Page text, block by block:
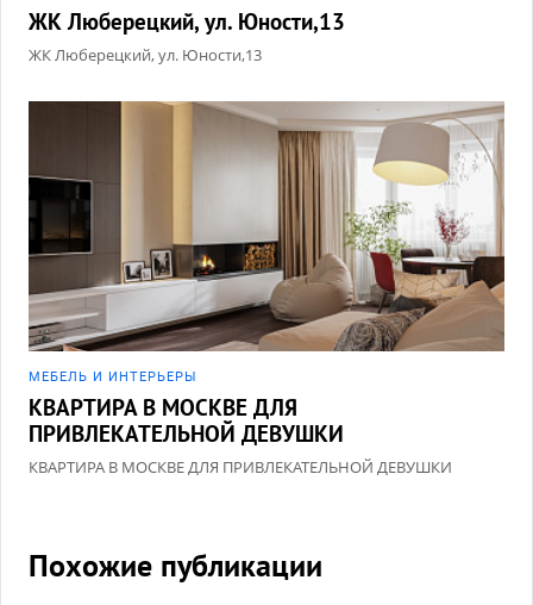
ЖК Люберецкий, ул. Юности,13
ЖК Люберецкий, ул. Юности,13
МЕБЕЛЬ И ИНТЕРЬЕРЫ
КВАРТИРА В МОСКВЕ ДЛЯ
ПРИВЛЕКАТЕЛЬНОЙ ДЕВУШКИ
КВАРТИРА В МОСКВЕ ДЛЯ ПРИВЛЕКАТЕЛЬНОЙ ДЕВУШКИ
Похожие публикации